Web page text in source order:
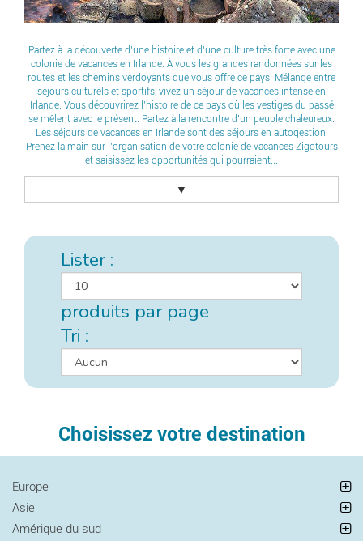
Partez à la découverte d’une histoire et d’une culture très forte avec une
colonie de vacances en Irlande. À vous les grandes randonnées sur les
routes et les chemins verdoyants que vous offre ce pays. Mélange entre
séjours culturels et sportifs, vivez un séjour de vacances intense en
Irlande. Vous découvrirez l’histoire de ce pays où les vestiges du passé
se mêlent avec le présent. Partez à la rencontre d’un peuple chaleureux.
Les séjours de vacances en Irlande sont des séjours en autogestion.
Prenez la main sur l’organisation de votre colonie de vacances Zigotours
et saisissez les opportunités qui pourraient...
▼
Lister :
produits par page
Tri :
Choisissez votre destination
Europe
Asie
Amérique du sud